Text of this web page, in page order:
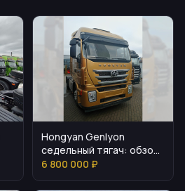
Hongyan Genlyon
седельный тягач: обзор
и параметры
6 800 000 ₽